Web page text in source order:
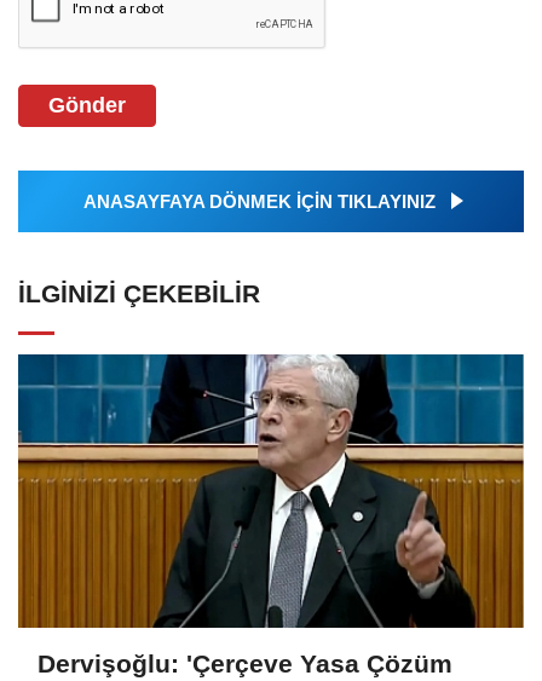
Gönder
ANASAYFAYA DÖNMEK İÇİN TIKLAYINIZ
İLGINIZI ÇEKEBILIR
Dervişoğlu: 'Çerçeve Yasa Çözüm